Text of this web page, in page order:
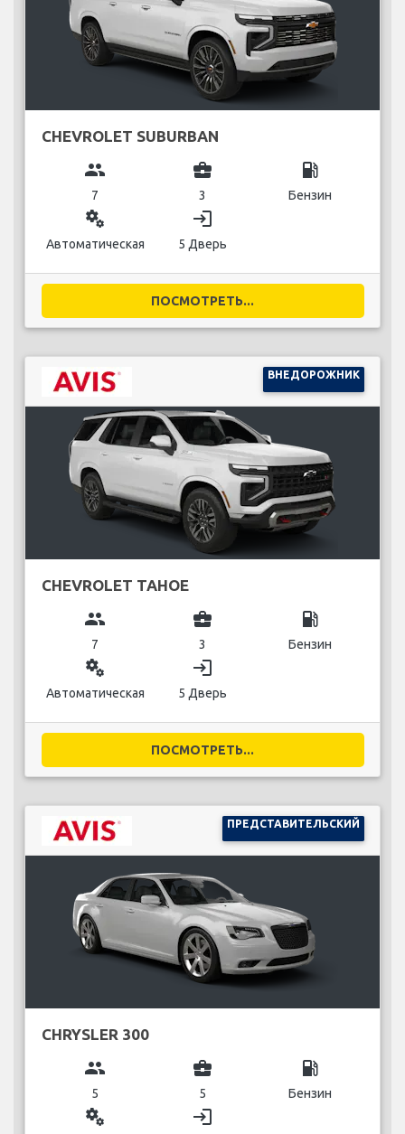
CHEVROLET SUBURBAN
group
7
business_center
3
local_gas_station
Бензин
miscellaneous_services
Автоматическая
login
5 Дверь
ПОСМОТРЕТЬ...
ВНЕДОРОЖНИК
CHEVROLET TAHOE
group
7
business_center
3
local_gas_station
Бензин
miscellaneous_services
Автоматическая
login
5 Дверь
ПОСМОТРЕТЬ...
ПРЕДСТАВИТЕЛЬСКИЙ
CHRYSLER 300
group
5
business_center
5
local_gas_station
Бензин
miscellaneous_services login